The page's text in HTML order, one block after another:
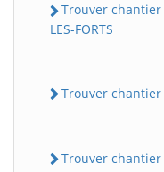
Trouver chantier
LES-FORTS
Trouver chantier
Trouver chantier